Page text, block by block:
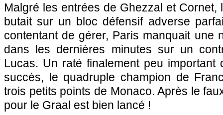
Malgré les entrées de Ghezzal et Cornet,
butait sur un bloc défensif adverse
contentant de gérer, Paris manquait une
dans les dernières minutes sur un
Lucas. Un raté finalement peu important
succès, le quadruple champion de
trois petits points de Monaco. Après le
pour le Graal est bien lancé !